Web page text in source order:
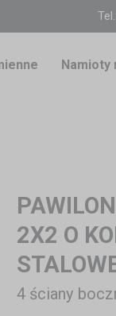
Namioty
2X2 O
4 ściany